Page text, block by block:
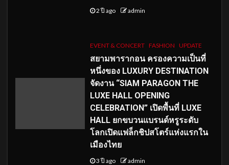
2 ปี ago admin
EVENT & CONCERT FASHION UPDATE
สยามพารากอน ครองความเป็นที่
หนึ่งของ LUXURY DESTINATION
จัดงาน “SIAM PARAGON THE
LUXE HALL OPENING
CELEBRATION” เปิดพื้นที่ LUXE
HALL ยกขบวนแบรนด์หรูระดับ
โลกเปิดแฟล็กชิปสโตร์แห่งแรกใน
เมืองไทย
3 ปี ago admin